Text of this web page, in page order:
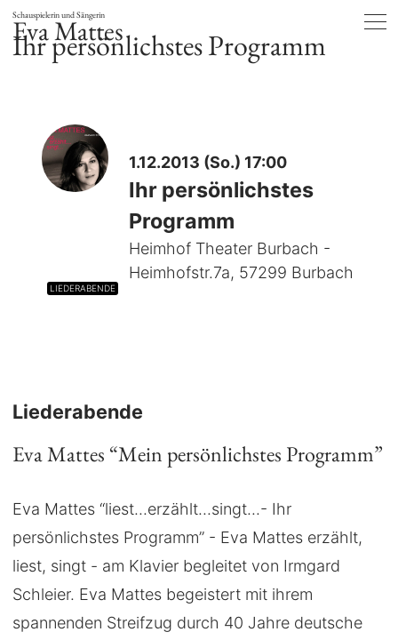
Schauspielerin und Sängerin
Eva Mattes
Ihr persönlichstes Programm
LIEDERABENDE
1.12.2013 (So.) 17:00
Ihr persönlichstes
Programm
Heimhof Theater Burbach -
Heimhofstr.7a, 57299 Burbach
Liederabende
Eva Mattes “Mein persönlichstes Programm”
Eva Mattes “liest...erzählt...singt...- Ihr
persönlichstes Programm” - Eva Mattes erzählt,
liest, singt - am Klavier begleitet von Irmgard
Schleier. Eva Mattes begeistert mit ihrem
spannenden Streifzug durch 40 Jahre deutsche